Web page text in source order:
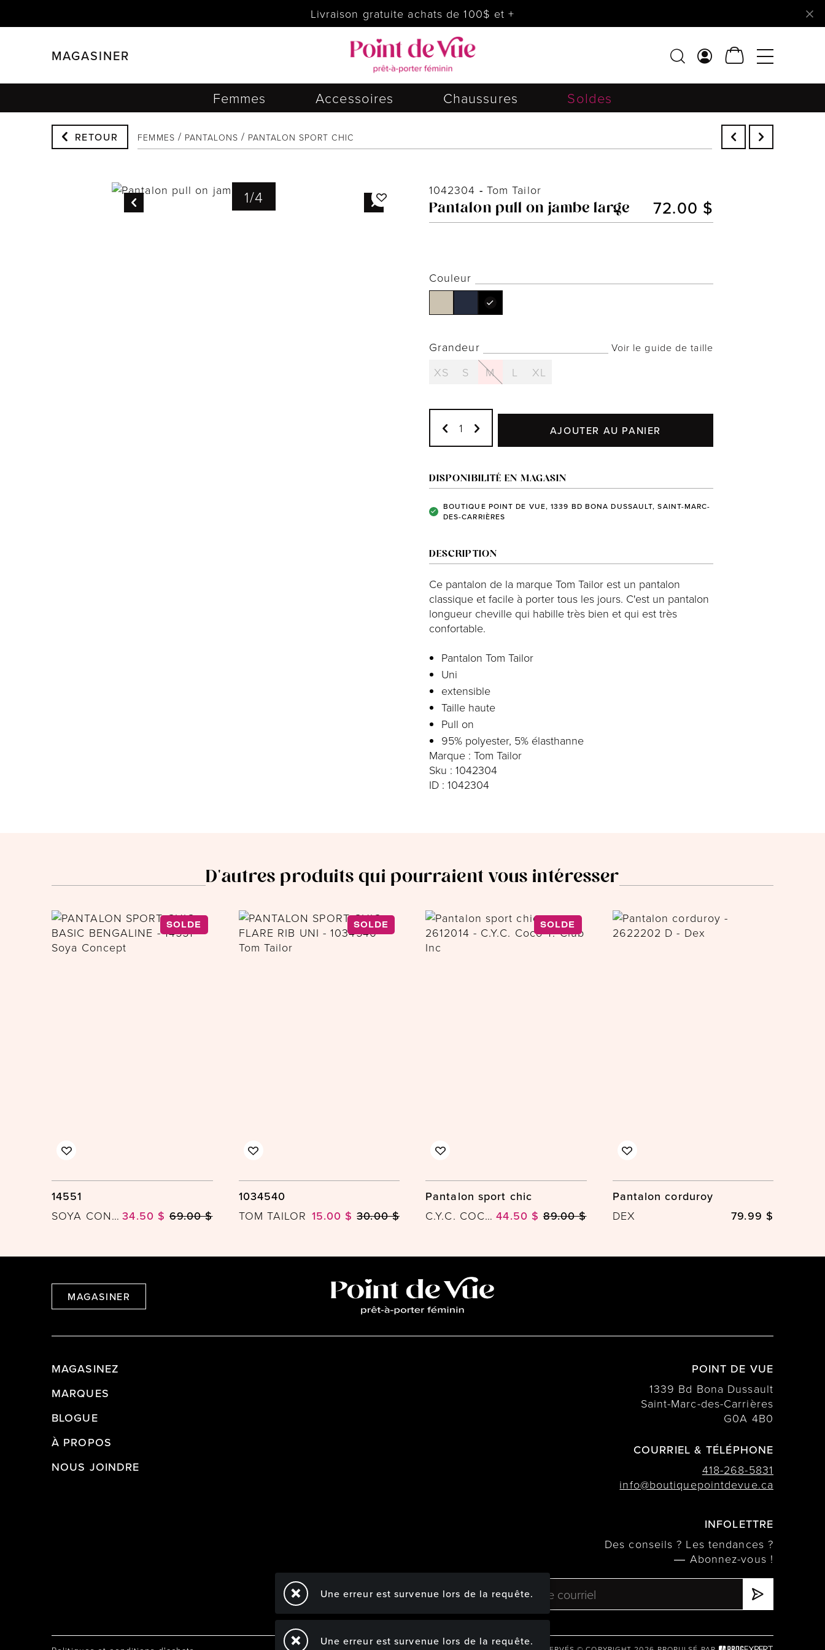
Livraison gratuite achats de 100$ et +
MAGASINER
FILTRER
Femmes Accessoires Chaussures Soldes
RETOUR FEMMES PANTALONS PANTALON SPORT CHIC
1/4 1042304 - Tom Tailor
Pantalon pull on jambe large 72.00 $
Couleur
Grandeur Voir le guide de taille
XS S M L XL
AJOUTER AU PANIER
DISPONIBILITÉ EN MAGASIN
BOUTIQUE POINT DE VUE, 1339 BD BONA DUSSAULT, SAINT-MARC-
DES-CARRIÈRES
DESCRIPTION
Ce pantalon de la marque Tom Tailor est un pantalon
classique et facile à porter tous les jours. C'est un pantalon
longueur cheville qui habille très bien et qui est très
confortable.
Pantalon Tom Tailor
Uni
extensible
Taille haute
Pull on
95% polyester, 5% élasthanne
Marque : Tom Tailor
Sku : 1042304
ID : 1042304
D'autres produits qui pourraient vous intéresser
SOLDE
14551
SOYA CONCEPT 34.50 $ 69.00 $
SOLDE
1034540
TOM TAILOR 15.00 $ 30.00 $
SOLDE
Pantalon sport chic
C.Y.C. COCO Y. CLUB INC 44.50 $ 89.00 $
Pantalon corduroy
DEX 79.99 $
MAGASINER
MAGASINEZ
MARQUES
BLOGUE
À PROPOS
NOUS JOINDRE
POINT DE VUE
1339 Bd Bona Dussault
Saint-Marc-des-Carrières
G0A 4B0
COURRIEL & TÉLÉPHONE
418-268-5831
info@boutiquepointdevue.ca
INFOLETTRE
Des conseils ? Les tendances ?
― Abonnez-vous !
Une erreur est survenue lors de la requête.
Une erreur est survenue lors de la requête.